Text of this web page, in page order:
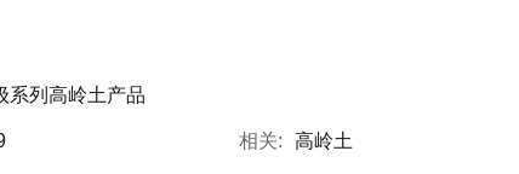
系列高岭土产品
相关: 高岭土